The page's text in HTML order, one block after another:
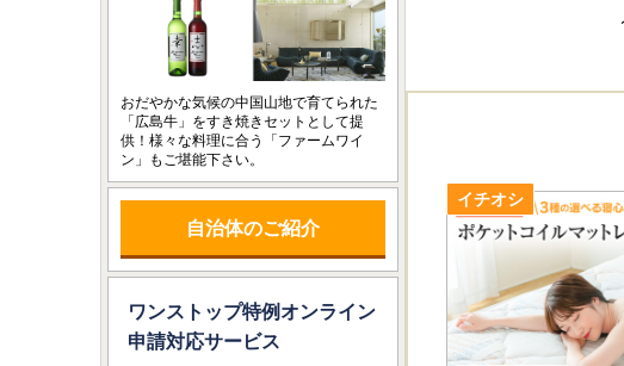
おだやかな気候の中国山地で育てられた
「広島牛」をすき焼きセットとして提
供！様々な料理に合う「ファームワイ
ン」もご堪能下さい。
自治体のご紹介
ワンストップ特例オンライン
申請対応サービス